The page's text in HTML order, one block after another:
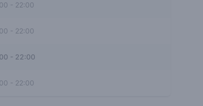
22:00
- 22:00
- 22:00
- 22:00